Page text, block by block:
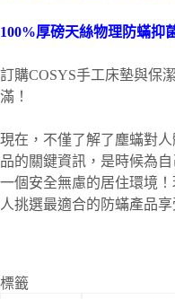
100%厚磅天絲物理防蟎抑
訂購COSYS手工床墊與保
滿！
現在，不僅了解了塵蟎對
品的關鍵資訊，是時候為
一個安全無慮的居住環境
人挑選最適合的防蟎產品享
標籤